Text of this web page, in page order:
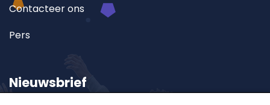
Contacteer ons
Pers
Nieuwsbrief